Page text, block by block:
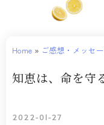
Home » ご感想・メッセ
知恵は、命を守
2022-01-27